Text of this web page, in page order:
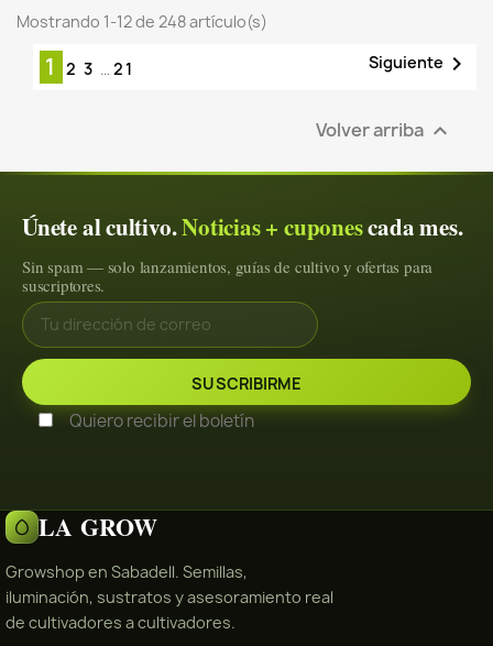
Mostrando 1-12 de 248 artículo(s)
1 2 3 … 21 Siguiente 
Volver arriba 
Únete al cultivo.Noticias + cuponescada mes.
Sin spam — solo lanzamientos, guías de cultivo y ofertas para
suscriptores.
Quiero recibir el boletín
LA GROW
Growshop en Sabadell. Semillas,
iluminación, sustratos y asesoramiento real
de cultivadores a cultivadores.